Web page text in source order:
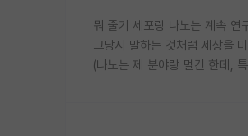
뭐 줄기 세포랑 나노는 계속 연
그당시 말하는 것처럼 세상을
(나노는 제 분야랑 멀긴 한데,